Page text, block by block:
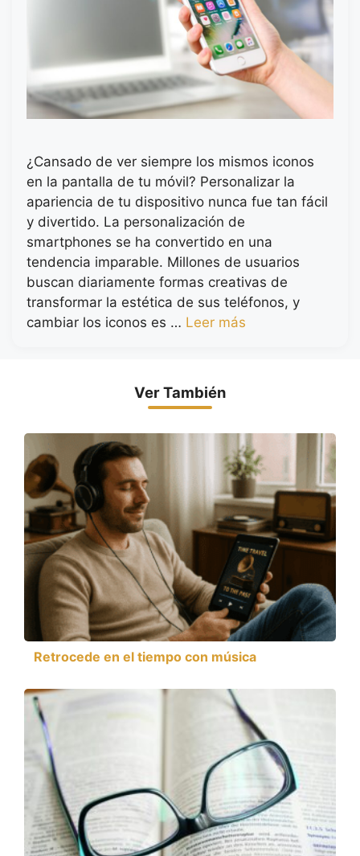
¿Cansado de ver siempre los mismos iconos
en la pantalla de tu móvil? Personalizar la
apariencia de tu dispositivo nunca fue tan fácil
y divertido. La personalización de
smartphones se ha convertido en una
tendencia imparable. Millones de usuarios
buscan diariamente formas creativas de
transformar la estética de sus teléfonos, y
cambiar los iconos es … Leer más
Ver También
Retrocede en el tiempo con música